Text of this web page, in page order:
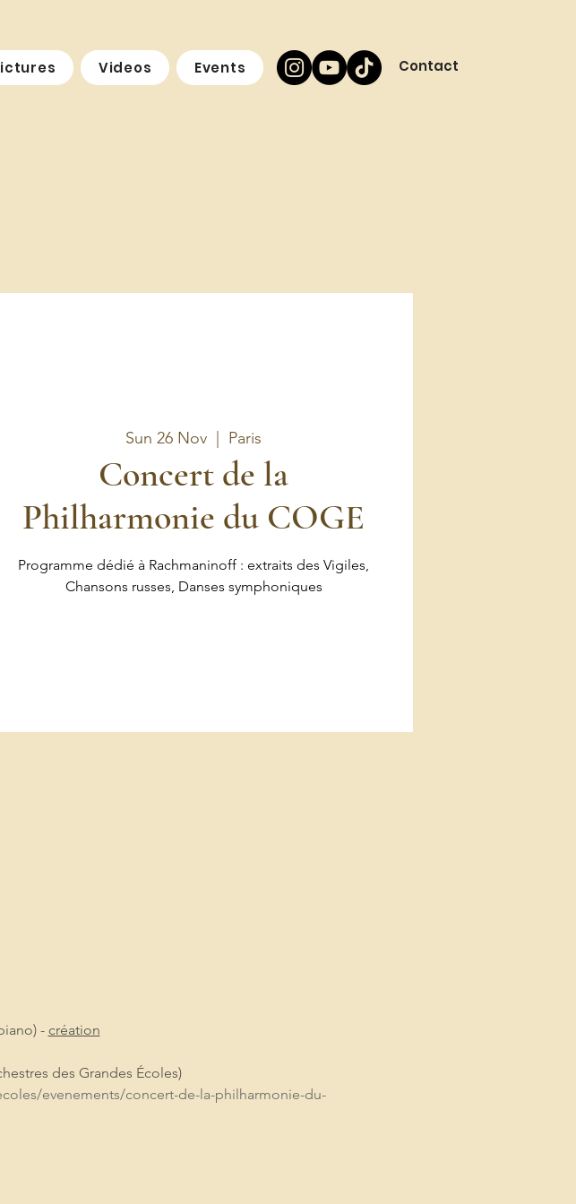
Videos Events Contact
Sun 26 Nov
  |
Paris
Concert de la
Philharmonie du COGE
Programme dédié à Rachmaninoff : extraits des Vigiles,
Chansons russes, Danses symphoniques
- création
des Grandes Écoles)
evenements/concert-de-la-philharmonie-du-